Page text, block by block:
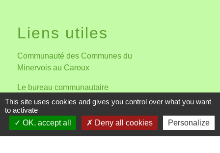
Liens utiles
Communauté des Communes du
Minervois au Caroux
Le bureau communautaire
mandature 2026-2032
Préfecture de l'Hérault
Office de Tourisme du Minervois
This site uses cookies and gives you control over what you want
to activate
OK, accept all
Deny all cookies Personalize